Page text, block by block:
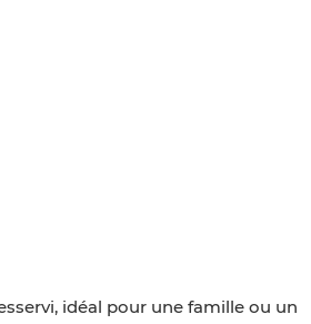
idéal pour une famille ou un